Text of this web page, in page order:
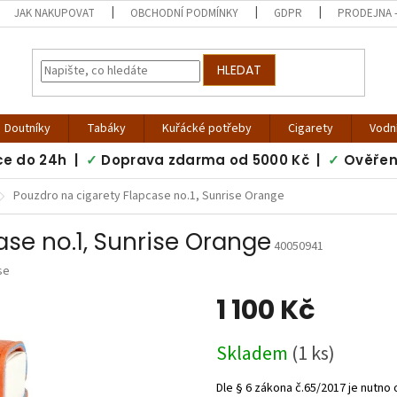
JAK NAKUPOVAT OBCHODNÍ PODMÍNKY GDPR PRODEJNA
HLEDAT
Doutníky Tabáky Kuřácké potřeby Cigarety
do 24h | ✓ Doprava zdarma od 5000 Kč | ✓
Pouzdro na cigarety Flapcase no.1, Sunrise Orange
no.1, Sunrise Orange 40050941
1 100 Kč
cena:
Skladem (1 ks)